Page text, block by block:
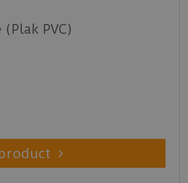
PVC)